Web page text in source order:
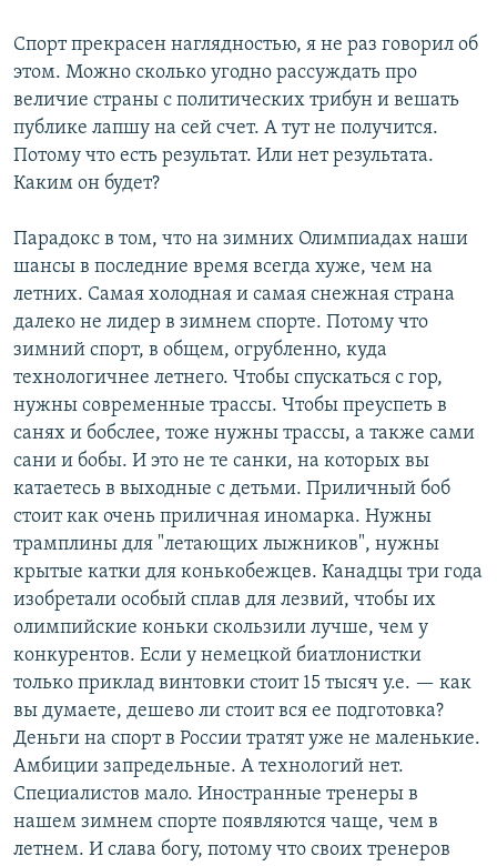
Спорт прекрасен наглядностью, я не раз говорил об
этом. Можно сколько угодно рассуждать про
величие страны с политических трибун и вешать
публике лапшу на сей счет. А тут не получится.
Потому что есть результат. Или нет результата.
Каким он будет?
Парадокс в том, что на зимних Олимпиадах наши
шансы в последние время всегда хуже, чем на
летних. Самая холодная и самая снежная страна
далеко не лидер в зимнем спорте. Потому что
зимний спорт, в общем, огрубленно, куда
технологичнее летнего. Чтобы спускаться с гор,
нужны современные трассы. Чтобы преуспеть в
санях и бобслее, тоже нужны трассы, а также сами
сани и бобы. И это не те санки, на которых вы
катаетесь в выходные с детьми. Приличный боб
стоит как очень приличная иномарка. Нужны
трамплины для "летающих лыжников", нужны
крытые катки для конькобежцев. Канадцы три года
изобретали особый сплав для лезвий, чтобы их
олимпийские коньки скользили лучше, чем у
конкурентов. Если у немецкой биатлонистки
только приклад винтовки стоит 15 тысяч у.е. — как
вы думаете, дешево ли стоит вся ее подготовка?
Деньги на спорт в России тратят уже не маленькие.
Амбиции запредельные. А технологий нет.
Специалистов мало. Иностранные тренеры в
нашем зимнем спорте появляются чаще, чем в
летнем. И слава богу, потому что своих тренеров